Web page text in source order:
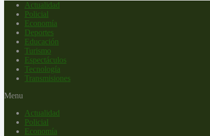
Actualidad
Policial
Economía
Deportes
Educación
Turismo
Espectáculos
Tecnología
Transmisiones
Menu
Actualidad
Policial
Economía